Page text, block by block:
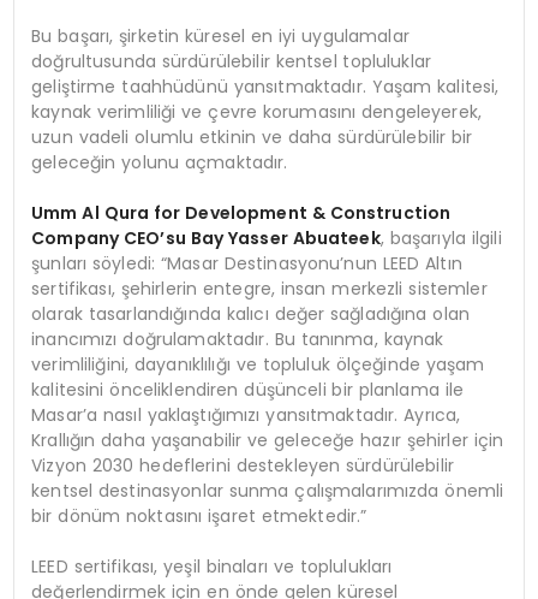
Bu başarı, şirketin küresel en iyi uygulamalar
doğrultusunda sürdürülebilir kentsel topluluklar
geliştirme taahhüdünü yansıtmaktadır. Yaşam kalitesi,
kaynak verimliliği ve çevre korumasını dengeleyerek,
uzun vadeli olumlu etkinin ve daha sürdürülebilir bir
geleceğin yolunu açmaktadır.
Umm Al Qura for Development & Construction
Company CEO’su Bay Yasser Abuateek, başarıyla ilgili
şunları söyledi: “Masar Destinasyonu’nun LEED Altın
sertifikası, şehirlerin entegre, insan merkezli sistemler
olarak tasarlandığında kalıcı değer sağladığına olan
inancımızı doğrulamaktadır. Bu tanınma, kaynak
verimliliğini, dayanıklılığı ve topluluk ölçeğinde yaşam
kalitesini önceliklendiren düşünceli bir planlama ile
Masar’a nasıl yaklaştığımızı yansıtmaktadır. Ayrıca,
Krallığın daha yaşanabilir ve geleceğe hazır şehirler için
Vizyon 2030 hedeflerini destekleyen sürdürülebilir
kentsel destinasyonlar sunma çalışmalarımızda önemli
bir dönüm noktasını işaret etmektedir.”
LEED sertifikası, yeşil binaları ve toplulukları
değerlendirmek için en önde gelen küresel